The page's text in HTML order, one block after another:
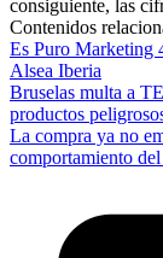
consiguiente, las
Contenidos
Es Puro Marketing
Alsea Iberia
Bruselas multa a
productos
La compra ya no
comportamiento